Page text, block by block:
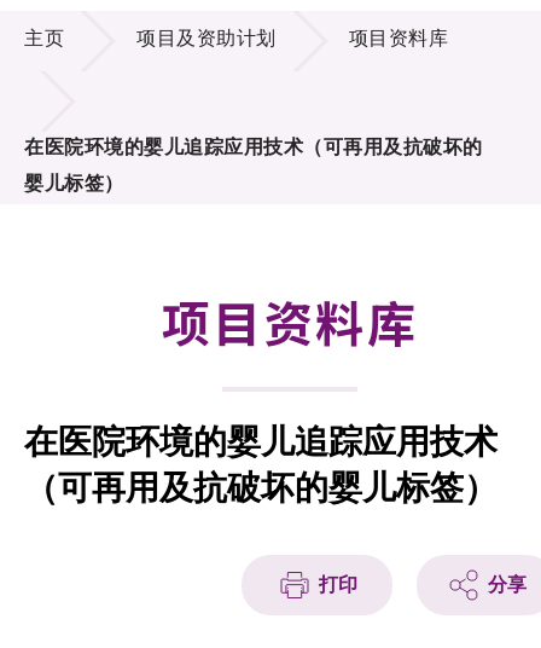
技术商品化
合作计划
征求研发项目计划书
项目伙伴
活动及消息
项目及资助计划
主页 项目及资助计划 项目资料库
在医院环境的婴儿追踪应用技术（可再用及抗破坏的
婴儿标签）
项目资料库
在医院环境的婴儿追踪应用技术
（可再用及抗破坏的婴儿标签）
打印 分享